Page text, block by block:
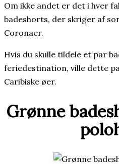
Om ikke andet er det i hver
badeshorts, der skriger af
Coronaer.
Hvis du skulle tildele et par
feriedestination, ville dette
Caribiske øer.
Grønne